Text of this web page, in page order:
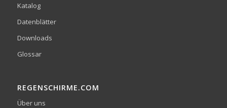
Katalog
Datenblätter
Downloads
Glossar
REGENSCHIRME.COM
Über uns